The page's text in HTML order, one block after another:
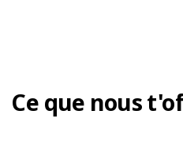
Ce que nous